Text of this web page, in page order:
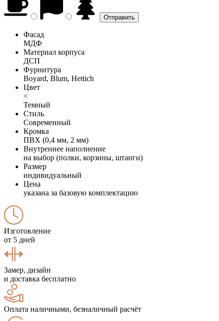
Фасад
МДФ
Материал корпуса
ДСП
Фурнитура
Boyard, Blum, Hettich
Цвет
<
Темный
Стиль
Современный
Кромка
ПВХ (0,4 мм, 2 мм)
Внутреннее наполнение
на выбор (полки, корзины, штанги)
Размер
индивидуальный
Цена
указана за базовую комплектацию
Изготовление
от 5 дней
Замер, дизайн
и доставка бесплатно
Оплата наличными, безналичный расчёт